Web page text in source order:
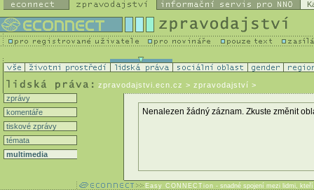
zpravodajstvi.ecn.cz > zpravodajství >
zprávy
komentáře
tiskové zprávy
témata
multimedia
Nenalezen žádný záznam. Zkuste změnit
Easy CONNECTion - snadné spojení mezi lidmi,